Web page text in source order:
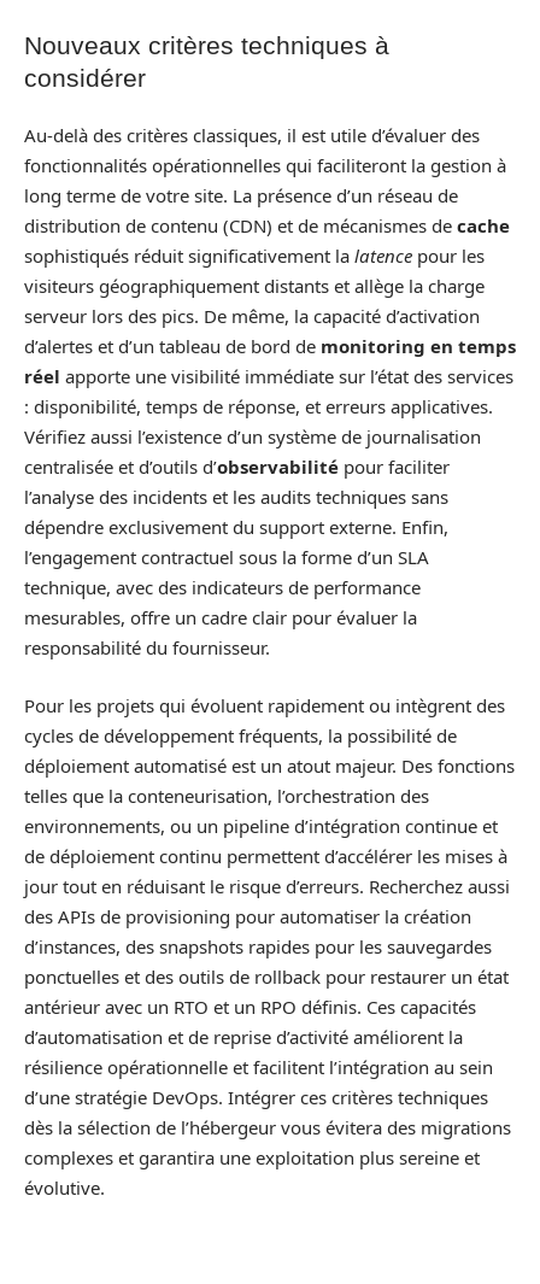
Nouveaux critères techniques à
considérer
Au-delà des critères classiques, il est utile d’évaluer des
fonctionnalités opérationnelles qui faciliteront la gestion à
long terme de votre site. La présence d’un réseau de
distribution de contenu (CDN) et de mécanismes de cache
sophistiqués réduit significativement la latence pour les
visiteurs géographiquement distants et allège la charge
serveur lors des pics. De même, la capacité d’activation
d’alertes et d’un tableau de bord de monitoring en temps
réel apporte une visibilité immédiate sur l’état des services
: disponibilité, temps de réponse, et erreurs applicatives.
Vérifiez aussi l’existence d’un système de journalisation
centralisée et d’outils d’observabilité pour faciliter
l’analyse des incidents et les audits techniques sans
dépendre exclusivement du support externe. Enfin,
l’engagement contractuel sous la forme d’un SLA
technique, avec des indicateurs de performance
mesurables, offre un cadre clair pour évaluer la
responsabilité du fournisseur.
Pour les projets qui évoluent rapidement ou intègrent des
cycles de développement fréquents, la possibilité de
déploiement automatisé est un atout majeur. Des fonctions
telles que la conteneurisation, l’orchestration des
environnements, ou un pipeline d’intégration continue et
de déploiement continu permettent d’accélérer les mises à
jour tout en réduisant le risque d’erreurs. Recherchez aussi
des APIs de provisioning pour automatiser la création
d’instances, des snapshots rapides pour les sauvegardes
ponctuelles et des outils de rollback pour restaurer un état
antérieur avec un RTO et un RPO définis. Ces capacités
d’automatisation et de reprise d’activité améliorent la
résilience opérationnelle et facilitent l’intégration au sein
d’une stratégie DevOps. Intégrer ces critères techniques
dès la sélection de l’hébergeur vous évitera des migrations
complexes et garantira une exploitation plus sereine et
évolutive.